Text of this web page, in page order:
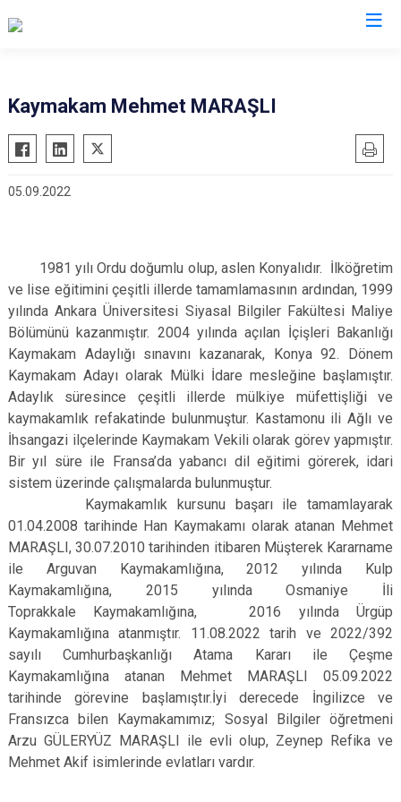
Aliağa
Balçova
Bayındır
Bornova
Buca
Çeşme
Çiğli
Dikili
Kemalpaşa
Kınık
Kiraz
Konak
Menderes
Tire
Torbalı
Urla
Bayraklı
Karabağlar
Kaymakam Mehmet MARAŞLI
05.09.2022
1981 yılı Ordu doğumlu olup, aslen Konyalıdır. İlköğretim
ve lise eğitimini çeşitli illerde tamamlamasının ardından, 1999
yılında Ankara Üniversitesi Siyasal Bilgiler Fakültesi Maliye
Bölümünü kazanmıştır. 2004 yılında açılan İçişleri Bakanlığı
Kaymakam Adaylığı sınavını kazanarak, Konya 92. Dönem
Kaymakam Adayı olarak Mülki İdare mesleğine başlamıştır.
Adaylık süresince çeşitli illerde mülkiye müfettişliği ve
kaymakamlık refakatinde bulunmuştur. Kastamonu ili Ağlı ve
İhsangazi ilçelerinde Kaymakam Vekili olarak görev yapmıştır.
Bir yıl süre ile Fransa’da yabancı dil eğitimi görerek, idari
sistem üzerinde çalışmalarda bulunmuştur.
Kaymakamlık kursunu başarı ile tamamlayarak
01.04.2008 tarihinde Han Kaymakamı olarak atanan Mehmet
MARAŞLI, 30.07.2010 tarihinden itibaren Müşterek Kararname
ile Arguvan Kaymakamlığına, 2012 yılında Kulp
Kaymakamlığına, 2015 yılında Osmaniye İli
Toprakkale Kaymakamlığına, 2016 yılında Ürgüp
Kaymakamlığına atanmıştır. 11.08.2022 tarih ve 2022/392
sayılı Cumhurbaşkanlığı Atama Kararı ile Çeşme
Kaymakamlığına atanan Mehmet MARAŞLI 05.09.2022
tarihinde görevine başlamıştır.İyi derecede İngilizce ve
Fransızca bilen Kaymakamımız; Sosyal Bilgiler öğretmeni
Arzu GÜLERYÜZ MARAŞLI ile evli olup, Zeynep Refika ve
Mehmet Akif isimlerinde evlatları vardır.